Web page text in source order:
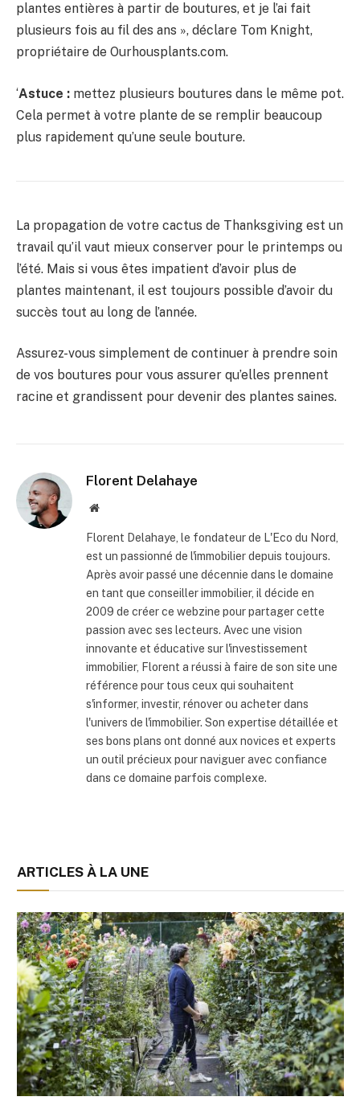
plantes entières à partir de boutures, et je l’ai fait
plusieurs fois au fil des ans », déclare Tom Knight,
propriétaire de Ourhousplants.com.
‘Astuce : mettez plusieurs boutures dans le même pot.
Cela permet à votre plante de se remplir beaucoup
plus rapidement qu’une seule bouture.
La propagation de votre cactus de Thanksgiving est un
travail qu’il vaut mieux conserver pour le printemps ou
l’été. Mais si vous êtes impatient d’avoir plus de
plantes maintenant, il est toujours possible d’avoir du
succès tout au long de l’année.
Assurez-vous simplement de continuer à prendre soin
de vos boutures pour vous assurer qu’elles prennent
racine et grandissent pour devenir des plantes saines.
Florent Delahaye
Site
Florent Delahaye, le fondateur de L'Eco du Nord,
est un passionné de l'immobilier depuis toujours.
Après avoir passé une décennie dans le domaine
en tant que conseiller immobilier, il décide en
2009 de créer ce webzine pour partager cette
passion avec ses lecteurs. Avec une vision
innovante et éducative sur l'investissement
immobilier, Florent a réussi à faire de son site une
référence pour tous ceux qui souhaitent
s'informer, investir, rénover ou acheter dans
l'univers de l'immobilier. Son expertise détaillée et
ses bons plans ont donné aux novices et experts
un outil précieux pour naviguer avec confiance
dans ce domaine parfois complexe.
ARTICLES À LA UNE